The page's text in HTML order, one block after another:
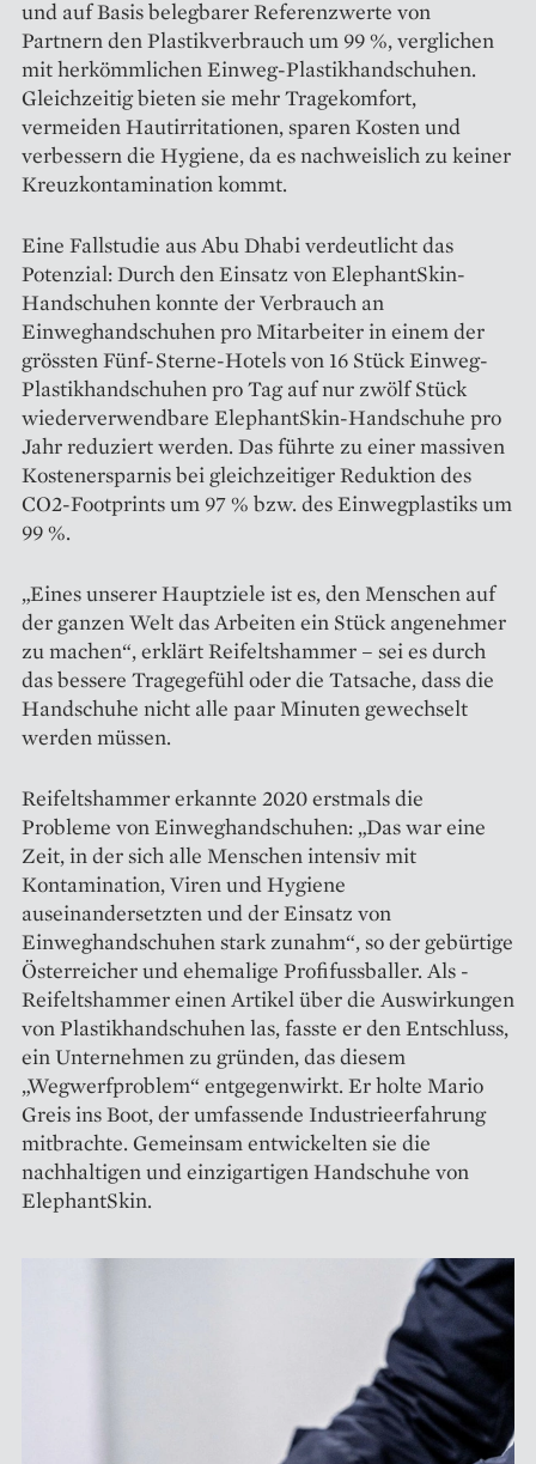
und auf Basis belegbarer Referenzwerte von
Partnern den Plastikverbrauch um 99 %, verglichen
mit herkömmlichen Einweg-Plastikhandschuhen.
Gleichzeitig bieten sie mehr Tragekomfort,
vermeiden Hautirritationen, sparen Kosten und
verbessern die Hygiene, da es nachweislich zu keiner
Kreuzkontamination kommt.
Eine Fallstudie aus Abu Dhabi verdeutlicht das
Potenzial: Durch den Einsatz von ElephantSkin-
Handschuhen konnte der Verbrauch an
Einweghandschuhen pro Mitarbeiter in einem der
grössten Fünf-Sterne-Hotels von 16 Stück Einweg-
Plastikhandschuhen pro Tag auf nur zwölf Stück
wiederverwendbare Elephant­Skin-Handschuhe pro
Jahr reduziert werden. Das führte zu einer massiven
Kostenersparnis bei gleichzeitiger Reduktion des
CO2-Footprints um 97 % bzw. des Einwegplastiks um
99 %.
„Eines unserer Hauptziele ist es, den Menschen auf
der ganzen Welt das Arbeiten ein Stück angenehmer
zu machen“, erklärt Reifeltshammer – sei es durch
das bessere Tragegefühl oder die Tatsache, dass die
Handschuhe nicht alle paar Minuten gewechselt
werden müssen.
Reifeltshammer erkannte 2020 erstmals die
Probleme von Einweghandschuhen: „Das war eine
Zeit, in der sich alle Menschen intensiv mit
Kontamination, Viren und Hygiene
auseinandersetzten und der Einsatz von
Einweghandschuhen stark zunahm“, so der gebürtige
Österreicher und ehemalige Profi­fussballer. Als ­
Reifeltshammer einen Artikel über die Auswirkungen
von Plastikhand­schuhen las, fasste er den Entschluss,
ein Unternehmen zu gründen, das diesem
„Wegwerfproblem“ entgegenwirkt. Er holte Mario
Greis ins Boot, der umfassende Industrieerfahrung
mitbrachte. Gemeinsam entwickelten sie die
nachhaltigen und einzigartigen Handschuhe von
ElephantSkin.